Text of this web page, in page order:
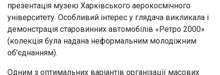
презентація музею Харківського аерокосмічного
університету. Особливий інтерес у глядача викликала і
демонстрація старовинних автомобілів «Ретро 2000»
(колекція була надана неформальним молодіжним
об'єднанням).
Одним з оптимальних варіантів організації масових